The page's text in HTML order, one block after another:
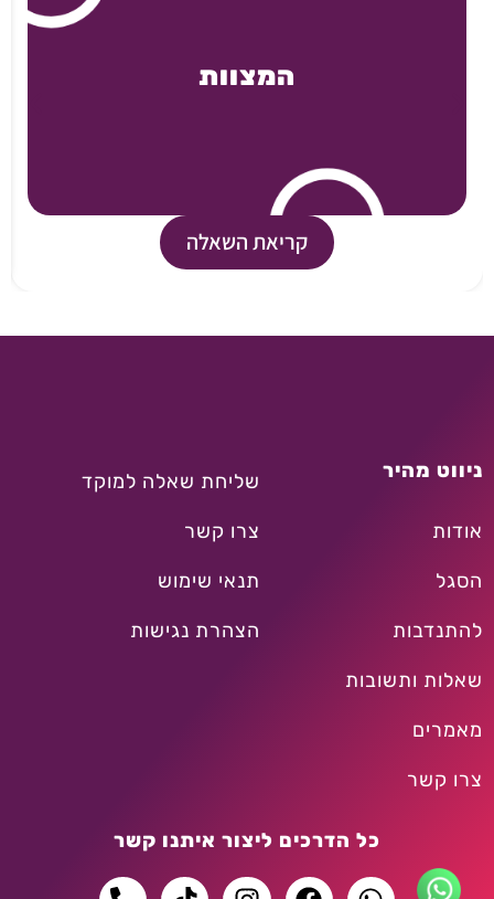
המצוות
קריאת השאלה
ניווט מהיר
אודות
הסגל
להתנדבות
שאלות ותשובות
מאמרים
צרו קשר
שליחת שאלה למוקד
צרו קשר
תנאי שימוש
הצהרת נגישות
כל הדרכים ליצור איתנו קשר